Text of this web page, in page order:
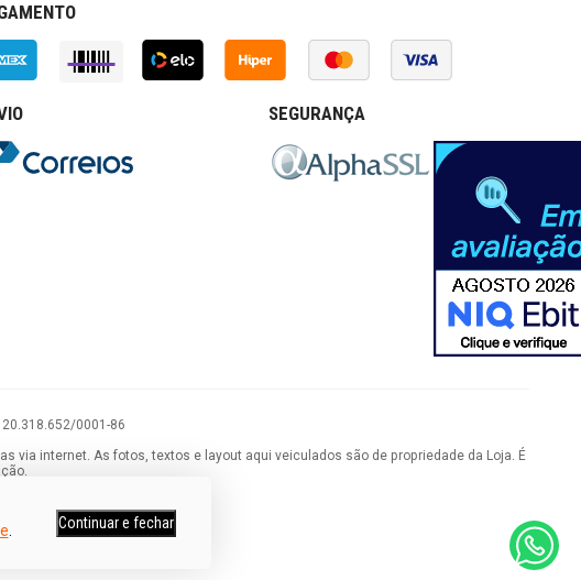
SEGURANÇA
20.318.652/0001-86
via internet. As fotos, textos e layout aqui veiculados são de propriedade da Loja. É
Continuar e fechar